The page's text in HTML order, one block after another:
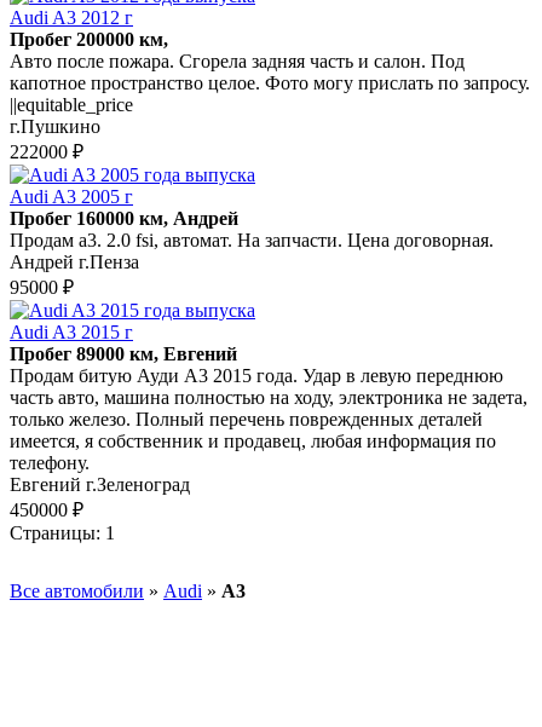
Audi A3 2012 г
Пробег 200000 км,
Авто после пожара. Сгорела задняя часть и салон. Под
капотное пространство целое. Фото могу прислать по запросу.
||equitable_price
г.Пушкино
222000 ₽
Audi A3 2005 г
Пробег 160000 км, Андрей
Продам а3. 2.0 fsi, автомат. На запчасти. Цена договорная.
Андрей г.Пенза
95000 ₽
Audi A3 2015 г
Пробег 89000 км, Евгений
Продам битую Ауди А3 2015 года. Удар в левую переднюю
часть авто, машина полностью на ходу, электроника не задета,
только железо. Полный перечень поврежденных деталей
имеется, я собственник и продавец, любая информация по
телефону.
Евгений г.Зеленоград
450000 ₽
Страницы: 1
Все автомобили » Audi » A3